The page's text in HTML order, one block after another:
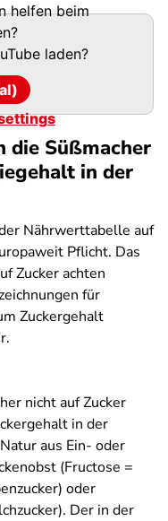
helfen beim
laden?
die Süßmacher
in der
Nährwerttabelle auf
Pflicht. Das
Zucker achten
für
Zuckergehalt
nicht auf Zucker
in der
aus Ein- oder
(Fructose =
oder
Der in der